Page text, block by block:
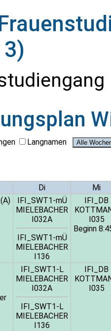
Langnamen
Di
Mi
IFI_SWT1-mÜ
MIELEBACHER
I032A
IFI_SWT1-mÜ
MIELEBACHER
I136
IFI_DB
I035
Beginn
IFI_SWT1-L
MIELEBACHER
I032A
IFI_SWT1-L
MIELEBACHER
I136
IFI_DB
I035